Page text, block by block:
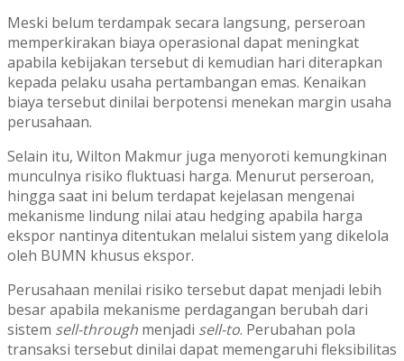
Meski belum terdampak secara langsung, perseroan
memperkirakan biaya operasional dapat meningkat
apabila kebijakan tersebut di kemudian hari diterapkan
kepada pelaku usaha pertambangan emas. Kenaikan
biaya tersebut dinilai berpotensi menekan margin usaha
perusahaan.
Selain itu, Wilton Makmur juga menyoroti kemungkinan
munculnya risiko fluktuasi harga. Menurut perseroan,
hingga saat ini belum terdapat kejelasan mengenai
mekanisme lindung nilai atau hedging apabila harga
ekspor nantinya ditentukan melalui sistem yang dikelola
oleh BUMN khusus ekspor.
Perusahaan menilai risiko tersebut dapat menjadi lebih
besar apabila mekanisme perdagangan berubah dari
sistem sell-through menjadi sell-to. Perubahan pola
transaksi tersebut dinilai dapat memengaruhi fleksibilitas